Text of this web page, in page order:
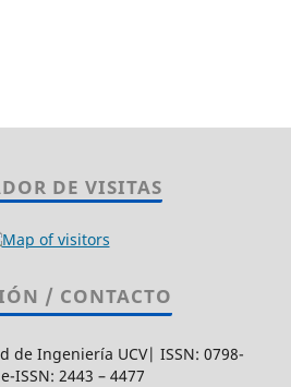
DE VISITAS
/ CONTACTO
de Ingeniería UCV| ISSN: 0798-
ISSN: 2443 – 4477